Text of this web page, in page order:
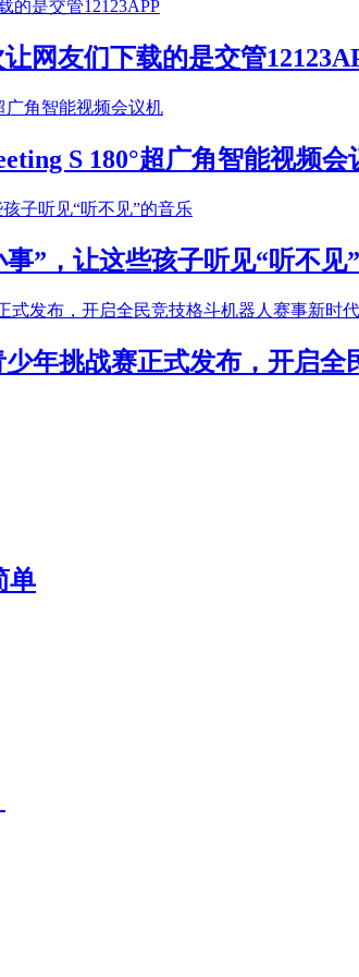
网友们下载的是交管
S 180°超广角智能视频会
”，让这些孩子听见“听不见
年挑战赛正式发布，开启全
单